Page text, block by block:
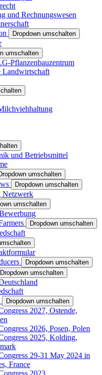
und Rechnungswesen
Dropdown umschalten
umschalten
Pflanzenbauzentrum
und Betriebsmittel
umschalten
Dropdown umschalten
Netzwerk
umschalten
Dropdown umschalten
Dropdown umschalten
Dropdown umschalten
Dropdown umschalten
2027, Ostende,
2026, Posen, Polen
2025, Kolding,
29-31 May 2024 in
France